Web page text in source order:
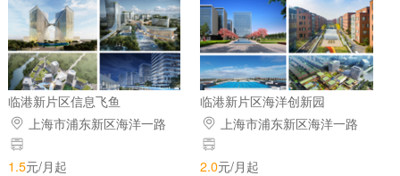
临港新片区信息飞鱼
上海市浦东新区海洋一路
399 号 5 楼
1.5元/月起
临港新片区海洋创新园
上海市浦东新区海洋一路
399 号
2.0元/月起